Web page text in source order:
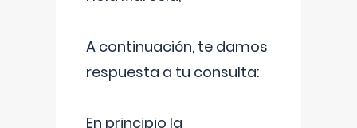
A continuación, te damos
respuesta a tu consulta:
En principio la